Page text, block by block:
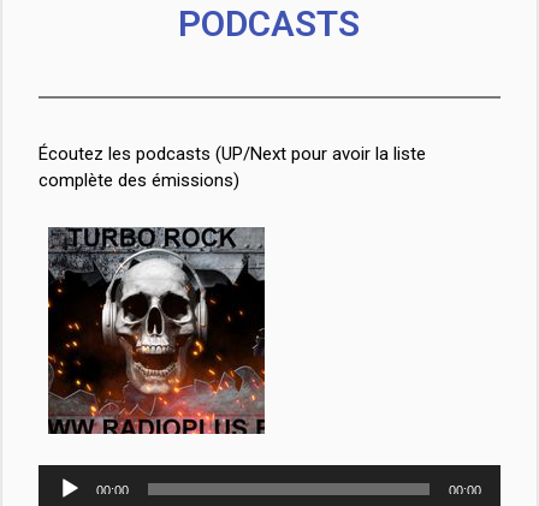
PODCASTS
Écoutez les podcasts (UP/Next pour avoir la liste
complète des émissions)
Lecteur
00:00 00:00